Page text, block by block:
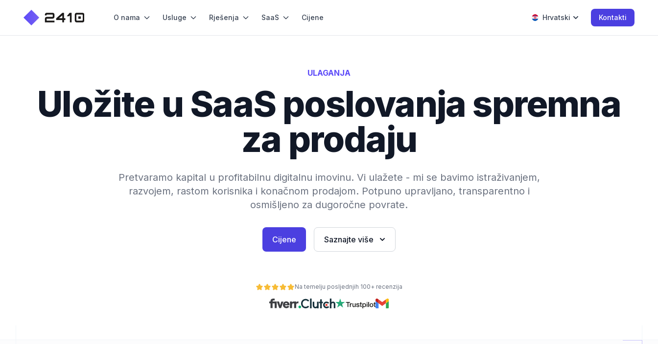
O nama Usluge Rješenja SaaS Cijene Hrvatski Kontakti
ULAGANJA
Uložite u SaaS poslovanja spremna
za prodaju
Pretvaramo kapital u profitabilnu digitalnu imovinu. Vi ulažete - mi se bavimo istraživanjem,
razvojem, rastom korisnika i konačnom prodajom. Potpuno upravljano, transparentno i
osmišljeno za dugoročne povrate.
Cijene Saznajte više
Na temelju posljednjih 100+ recenzija